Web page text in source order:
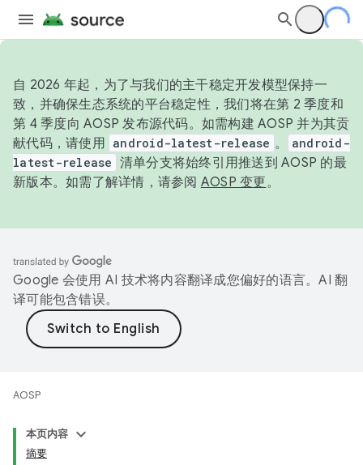
自 2026 年起，为了与我们的主干稳定开发模型保持一
致，并确保生态系统的平台稳定性，我们将在第 2 季度和
第 4 季度向 AOSP 发布源代码。如需构建 AOSP 并为其贡
献代码，请使用 android-latest-release 。
android-
latest-release 清单分支将始终引用推送到 AOSP 的最
新版本。如需了解详情，请参阅 AOSP 变更。
Google 会使用 AI 技术将内容翻译成您偏好的语言。AI 翻
译可能包含错误。
AOSP
本页内容
摘要